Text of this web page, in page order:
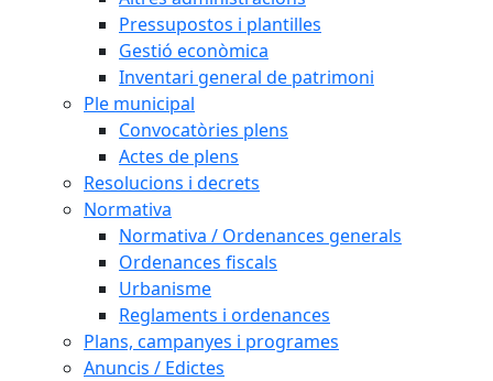
Pressupostos i plantilles
Gestió econòmica
Inventari general de patrimoni
Ple municipal
Convocatòries plens
Actes de plens
Resolucions i decrets
Normativa
Normativa / Ordenances generals
Ordenances fiscals
Urbanisme
Reglaments i ordenances
Plans, campanyes i programes
Anuncis / Edictes